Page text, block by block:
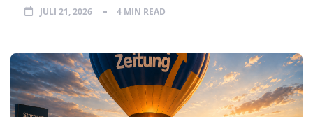
JULI 21, 2026 4 MIN READ